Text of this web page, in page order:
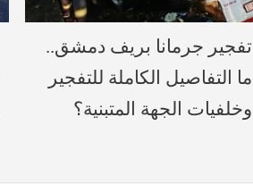
تفجير جرمانا بريف دمشق..
ما التفاصيل الكاملة للتفجير
وخلفيات الجهة المتبنية؟